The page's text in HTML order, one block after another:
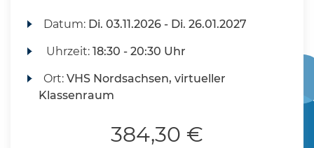
Datum: Di. 03.11.2026 - Di. 26.01.2027
Uhrzeit:18:30 - 20:30 Uhr
Ort:VHS Nordsachsen, virtueller
Klassenraum
384,30 €